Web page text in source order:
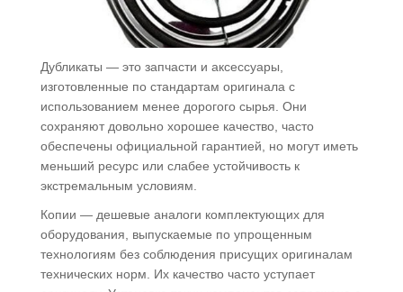
Дубликаты — это запчасти и аксессуары,
изготовленные по стандартам оригинала с
использованием менее дорогого сырья. Они
сохраняют довольно хорошее качество, часто
обеспечены официальной гарантией, но могут иметь
меньший ресурс или слабее устойчивость к
экстремальным условиям.
Копии — дешевые аналоги комплектующих для
оборудования, выпускаемые по упрощенным
технологиям без соблюдения присущих оригиналам
технических норм. Их качество часто уступает